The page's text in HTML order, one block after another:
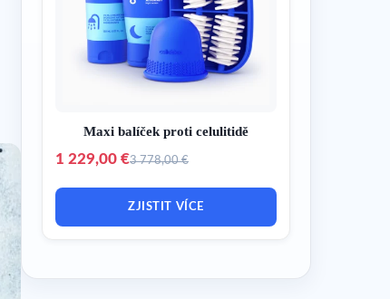
Maxi balíček proti celulitidě
1 229,00 €3 778,00 €
ZJISTIT VÍCE